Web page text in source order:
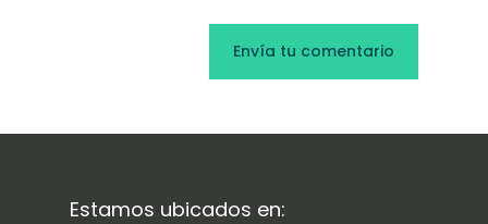
Estamos ubicados en: